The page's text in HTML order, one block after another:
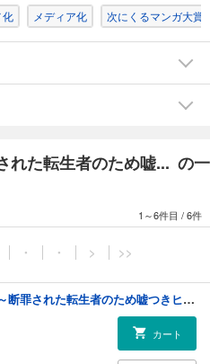
化 メディア化 次にくるマンガ大賞
れた転生者のため嘘... の一
1～6件目 /6件
・ ・ > >>
悪役令嬢の中の人～断罪された転生者のため嘘つきヒロインに復讐いたします～: 1【イラスト特典付】
カート